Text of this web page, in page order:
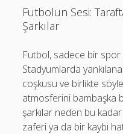
Futbolun Sesi:
Şarkılar
Futbol, sadece bir spor
Stadyumlarda
coşkusu ve birlikte
atmosferini bambaşka
şarkılar neden bu
zaferi ya da bir kaybı